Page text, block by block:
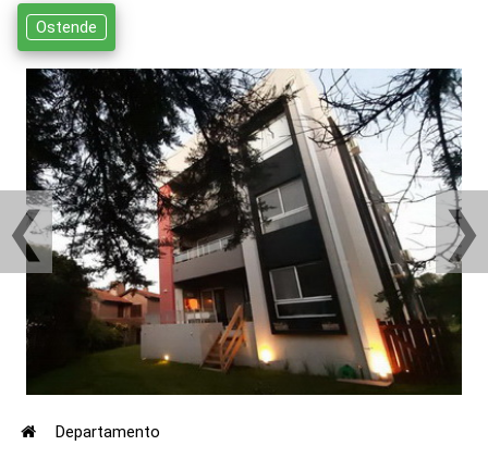
Ostende
❮ ❯
Departamento